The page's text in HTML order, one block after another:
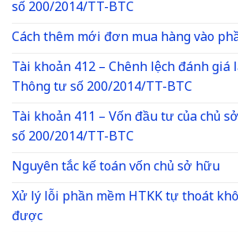
số 200/2014/TT-BTC
Cách thêm mới đơn mua hàng vào
Tài khoản 412 – Chênh lệch đánh giá
Thông tư số 200/2014/TT-BTC
Tài khoản 411 – Vốn đầu tư của chủ
số 200/2014/TT-BTC
Nguyên tắc kế toán vốn chủ sở hữu
Xử lý lỗi phần mềm HTKK tự thoát
được